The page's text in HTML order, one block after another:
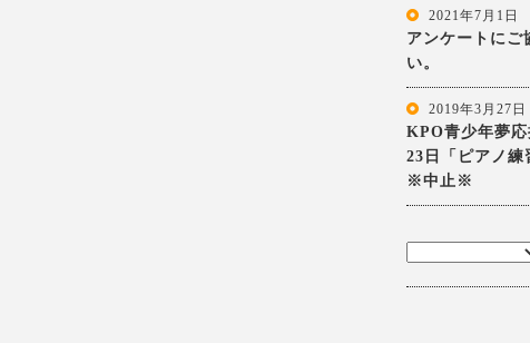
2021年7月1日
アンケートにご
い。
2019年3月27日
KPO青少年夢
23日「ピアノ練
※中止※